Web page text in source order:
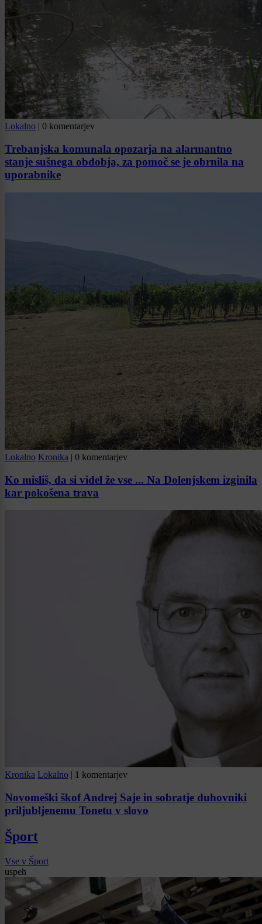
Lokalno | 0 komentarjev
Trebanjska komunala opozarja na alarmantno
stanje sušnega obdobja, za pomoč se je obrnila na
uporabnike
Lokalno Kronika | 0 komentarjev
Ko misliš, da si videl že vse ... Na Dolenjskem izginila
kar pokošena trava
Kronika Lokalno | 1 komentarjev
Novomeški škof Andrej Saje in sobratje duhovniki
priljubljenemu Tonetu v slovo
Šport
Vse v Šport
uspeh